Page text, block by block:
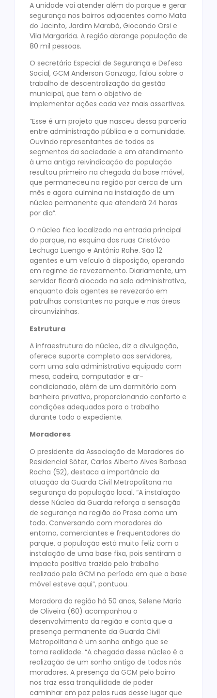
A unidade vai atender além do parque e gerar
segurança nos bairros adjacentes como Mata
do Jacinto, Jardim Marabá, Giocondo Orsi e
Vila Margarida. A região abrange população de
80 mil pessoas.
O secretário Especial de Segurança e Defesa
Social, GCM Anderson Gonzaga, falou sobre o
trabalho de descentralização da gestão
municipal, que tem o objetivo de
implementar ações cada vez mais assertivas.
”Esse é um projeto que nasceu dessa parceria
entre administração pública e a comunidade.
Ouvindo representantes de todos os
segmentos da sociedade e em atendimento
à uma antiga reivindicação da população
resultou primeiro na chegada da base móvel,
que permaneceu na região por cerca de um
mês e agora culmina na instalação de um
núcleo permanente que atenderá 24 horas
por dia”.
O núcleo fica localizado na entrada principal
do parque, na esquina das ruas Cristóvão
Lechuga Luengo e Antônio Rahe. São 12
agentes e um veículo à disposição, operando
em regime de revezamento. Diariamente, um
servidor ficará alocado na sala administrativa,
enquanto dois agentes se revezarão em
patrulhas constantes no parque e nas áreas
circunvizinhas.
Estrutura
A infraestrutura do núcleo, diz a divulgação,
oferece suporte completo aos servidores,
com uma sala administrativa equipada com
mesa, cadeira, computador e ar-
condicionado, além de um dormitório com
banheiro privativo, proporcionando conforto e
condições adequadas para o trabalho
durante todo o expediente.
Moradores
O presidente da Associação de Moradores do
Residencial Sóter, Carlos Alberto Alves Barbosa
Rocha (52), destaca a importância da
atuação da Guarda Civil Metropolitana na
segurança da população local. “A instalação
desse Núcleo da Guarda reforça a sensação
de segurança na região do Prosa como um
todo. Conversando com moradores do
entorno, comerciantes e frequentadores do
parque, a população está muito feliz com a
instalação de uma base fixa, pois sentiram o
impacto positivo trazido pelo trabalho
realizado pela GCM no período em que a base
móvel esteve aqui”, pontuou.
Moradora da região há 50 anos, Selene Maria
de Oliveira (60) acompanhou o
desenvolvimento da região e conta que a
presença permanente da Guarda Civil
Metropolitana é um sonho antigo que se
torna realidade. “A chegada desse núcleo é a
realização de um sonho antigo de todos nós
moradores. A presença da GCM pelo bairro
nos traz essa tranquilidade de poder
caminhar em paz pelas ruas desse lugar que